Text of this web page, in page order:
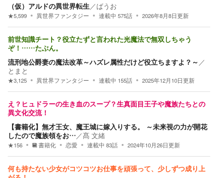
（仮）アルドの異世界転生 ／ばうお
★5,599 異世界ファンタジー 連載中 575話 2026年8月8日更新
前世知識チート？役立たずと言われた光魔法で無双しちゃう
ぞ！……たぶん。
流刑地公爵妻の魔法改革～ハズレ属性だけど役立ちますよ？～ ／
とまと
★3,125 異世界ファンタジー 連載中 155話 2025年12月10日更新
え？ヒュドラーの生き血のスープ？生真面目王子や魔族たちとの
異文化交流！
【書籍化】無才王女、魔王城に嫁入りする。 ～未来視の力が開花
したので魔族領をお… ／髙 文緒
★156 書籍化 恋愛 連載中 83話 2024年10月26日更新
何も持たない少女がコツコツお仕事を頑張って、少しずつ成り上